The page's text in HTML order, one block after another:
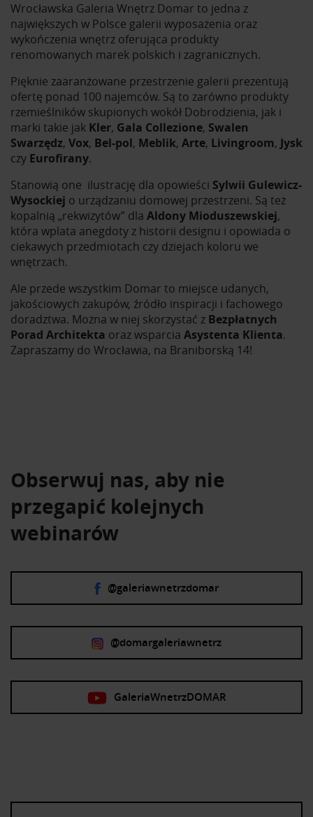
Wrocławska Galeria Wnętrz Domar to jedna z
największych w Polsce galerii wyposażenia oraz
wykończenia wnętrz oferująca produkty
renomowanych marek polskich i zagranicznych.
Pięknie zaaranżowane przestrzenie galerii prezentują
ofertę ponad 100 najemców. Są to zarówno produkty
rzemieślników skupionych wokół Dobrodzienia, jak i
marki takie jak Kler, Gala Collezione, Swalen
Swarzędz, Vox, Bel-pol, Meblik, Arte, Livingroom, Jysk
czy Eurofirany.
Stanowią one ilustrację dla opowieści Sylwii Gulewicz-
Wysockiej o urządzaniu domowej przestrzeni. Są też
kopalnią „rekwizytów” dla Aldony Mioduszewskiej,
która wplata anegdoty z historii designu i opowiada o
ciekawych przedmiotach czy dziejach koloru we
wnętrzach.
Ale przede wszystkim Domar to miejsce udanych,
jakościowych zakupów, źródło inspiracji i fachowego
doradztwa. Można w niej skorzystać z Bezpłatnych
Porad Architekta oraz wsparcia Asystenta Klienta.
Zapraszamy do Wrocławia, na Braniborską 14!
Obserwuj nas, aby nie
przegapić kolejnych
webinarów
@galeriawnetrzdomar
@domargaleriawnetrz
GaleriaWnetrzDOMAR